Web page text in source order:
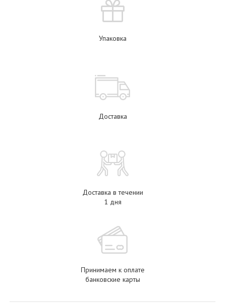
Упаковка
Доставка
Доставка в течении
1 дня
Принимаем к оплате
банковские карты